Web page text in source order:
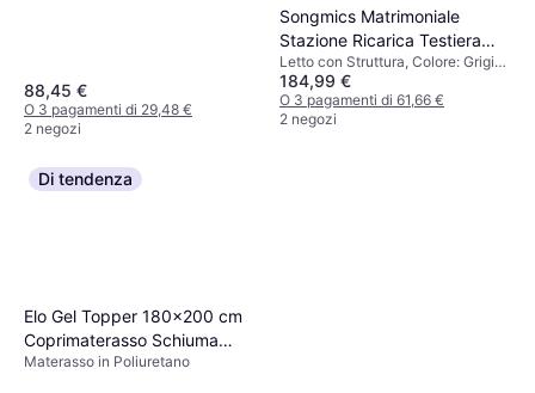
88,45 €
O 3 pagamenti di 29,48 €
2 negozi
Songmics Matrimoniale
Stazione Ricarica Testiera
Imbottita Regolabile Letto
con Struttura
Letto con Struttura, Colore: Grigio,
Materiale: Metallo
184,99 €
O 3 pagamenti di 61,66 €
2 negozi
Di tendenza
Elo Gel Topper 180x200 cm
Coprimaterasso Schiuma
Memory Materasso in
Materasso in Poliuretano